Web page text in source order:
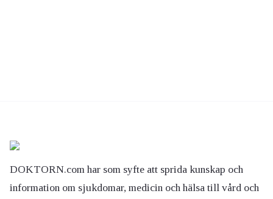
DOKTORN.com har som syfte att sprida kunskap och
information om sjukdomar, medicin och hälsa till vård och